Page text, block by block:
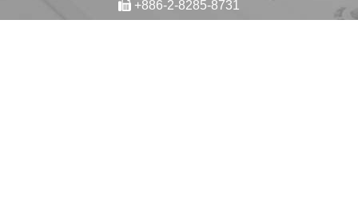
+886-2-8285-8731